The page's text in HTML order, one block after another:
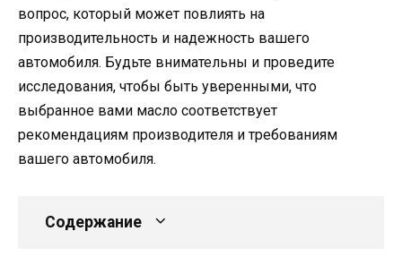
вопрос, который может повлиять на
производительность и надежность вашего
автомобиля. Будьте внимательны и проведите
исследования, чтобы быть уверенными, что
выбранное вами масло соответствует
рекомендациям производителя и требованиям
вашего автомобиля.
Содержание